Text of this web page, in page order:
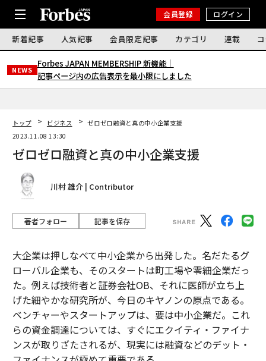
会員登録 ログイン
新着記事 人気記事 会員限定記事 カテゴリ 連載
NEWS
Forbes JAPAN MEMBERSHIP 新機能｜
記事ページ内の広告表示を最小限にしました
トップ ビジネス
ゼロゼロ融資と真の中小企業支援
2023.11.08 13:30
ゼロゼロ融資と真の中小企業支援
川村 雄介 | Contributor
著者フォロー 記事を保存
大企業は押しなべて中小企業から出発した。名だたるグ
ローバル企業も、そのスタートは町工場や零細企業だっ
た。例えば技術者と証券会社OB、それに医師が立ち上
げた細やかな研究所が、今日のキヤノンの原点である。
ベンチャーやスタートアップは、要は中小企業だ。これ
らの資金調達については、すぐにエクイティ・ファイナ
ンスが取りざたされるが、現実には融資などのデット・